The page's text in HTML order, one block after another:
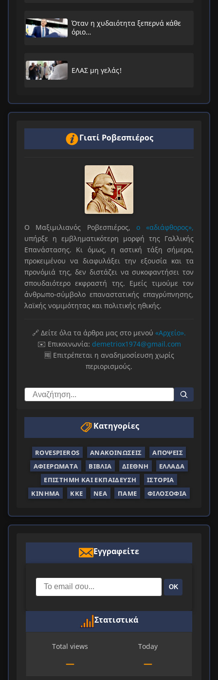
Όταν η χυδαιότητα ξεπερνά κάθε
όριο…
ΕΛΑΣ μη γελάς!
Γιατί Ροβεσπιέρος
Ο Μαξιμιλιανός Ροβεσπιέρος, ο «αδιάφθορος»,
υπήρξε η εμβληματικότερη μορφή της Γαλλικής
Επανάστασης. Κι όμως, η αστική τάξη σήμερα,
προκειμένου να διαφυλάξει την εξουσία και τα
προνόμιά της, δεν διστάζει να συκοφαντήσει τον
σπουδαιότερο εκφραστή της. Εμείς τιμούμε τον
άνθρωπο-σύμβολο επαναστατικής επαγρύπνησης,
λαϊκής νομιμότητας και πολιτικής ηθικής.
🔗 Δείτε όλα τα άρθρα μας στο μενού «Αρχείο».
✉️ Επικοινωνία: demetriox1974@gmail.com
🆓 Επιτρέπεται η αναδημοσίευση χωρίς
περιορισμούς.
Κατηγορίες
ROVESPIEROS ΑΝΑΚΟΙΝΏΣΕΙΣ
ΑΠΌΨΕΙΣ
ΑΦΙΕΡΏΜΑΤΑ
ΒΙΒΛΊΑ ΔΙΕΘΝΉ
ΕΛΛΆΔΑ
ΕΠΙΣΤΉΜΗ ΚΑΙ ΕΚΠΑΊΔΕΥΣΗ
ΙΣΤΟΡΊΑ
ΚΊΝΗΜΑ
ΚΚΕ ΝΈΑ ΠΑΜΕ ΦΙΛΟΣΟΦΊΑ
Εγγραφείτε
ΟΚ
Στατιστικά
Total views
—
Today
—